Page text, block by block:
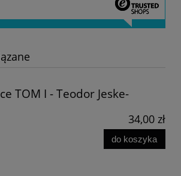
TOM I - Teodor Jeske-
34,00 zł
do koszyka